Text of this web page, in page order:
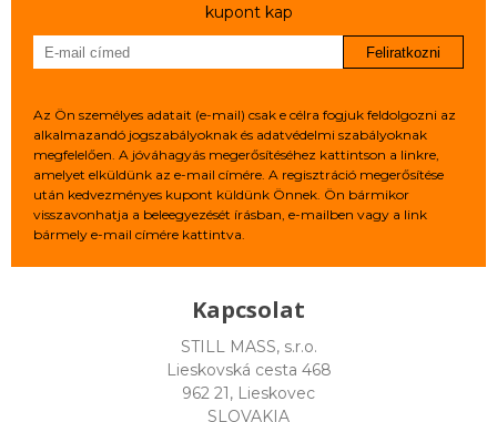
kupont kap
Feliratkozni
Az Ön személyes adatait (e-mail) csak e célra fogjuk feldolgozni az
alkalmazandó jogszabályoknak és adatvédelmi szabályoknak
megfelelően. A jóváhagyás megerősítéséhez kattintson a linkre,
amelyet elküldünk az e-mail címére. A regisztráció megerősítése
után kedvezményes kupont küldünk Önnek. Ön bármikor
visszavonhatja a beleegyezését írásban, e-mailben vagy a link
bármely e-mail címére kattintva.
Kapcsolat
STILL MASS, s.r.o.
Lieskovská cesta 468
962 21, Lieskovec
SLOVAKIA